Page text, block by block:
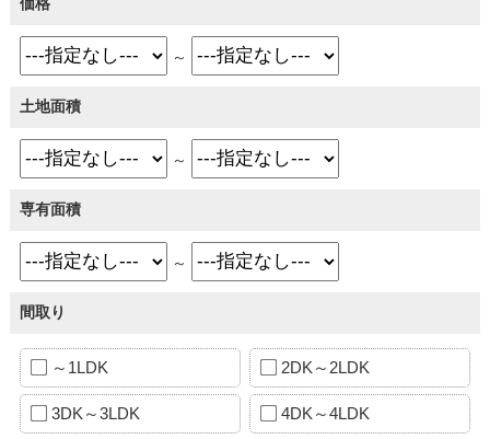
～
土地面積
～
専有面積
～
間取り
～1LDK 2DK～2LDK
3DK～3LDK 4DK～4LDK